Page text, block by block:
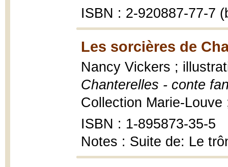
ISBN : 2-920887-77-7
Les sorcières de
Nancy Vickers ;
Chanterelles - conte
Collection Marie-
ISBN : 1-895873-35-5
Notes : Suite de: Le